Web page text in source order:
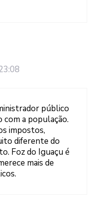
público
com a população.
impostos,
diferente do
Foz do Iguaçu é
mais de